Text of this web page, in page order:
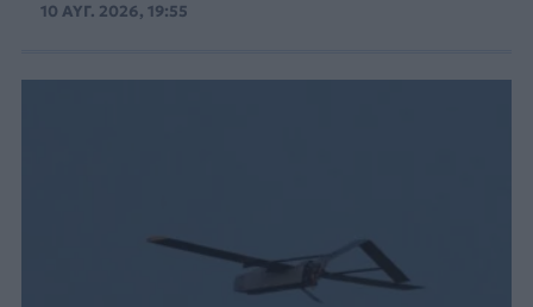
10 ΑΥΓ. 2026, 19:55